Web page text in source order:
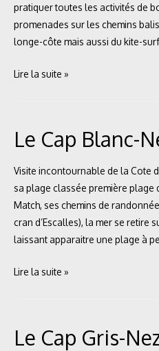
pratiquer toutes les activités de
promenades sur les chemins
longe-côte mais aussi du kite-
La
Lire la suite »
Le Cap Blanc-
Visite incontournable de la Cote
sa plage classée première plage
Match, ses chemins de
cran d’Escalles), la mer se retire
laissant apparaitre une plage à
Le
Lire la suite »
Le Cap Gris-